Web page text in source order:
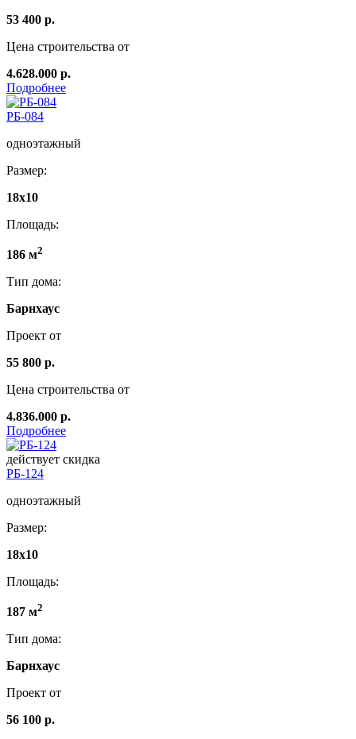
53 400 р.
Цена строительства от
4.628.000 р.
Подробнее
РБ-084
одноэтажный
Размер:
18x10
Площадь:
186 м2
Тип дома:
Барнхаус
Проект от
55 800 р.
Цена строительства от
4.836.000 р.
Подробнее
действует скидка
РБ-124
одноэтажный
Размер:
18x10
Площадь:
187 м2
Тип дома:
Барнхаус
Проект от
56 100 р.